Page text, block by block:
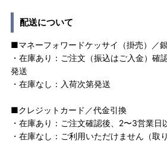
配送について
■マネーフォワードケッサイ（掛売）／銀
・在庫あり：ご注文（振込はご入金）確
発送
・在庫なし：入荷次第発送
■クレジットカード／代金引換
・在庫あり：ご注文確認後、2〜3営業日
・在庫なし：ご利用いただけません（取